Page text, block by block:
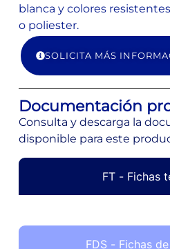
blanca y colores
o poliester.
SOLICITA MÁS
Documentación
Consulta y descarga la
disponible para este
FT - Fichas
FDS - Fichas